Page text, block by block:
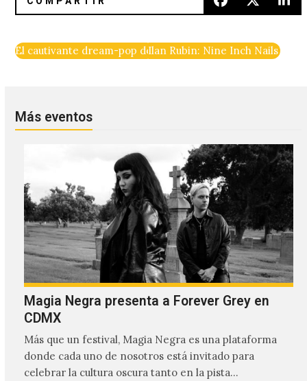
El cautivante dream-pop de Chasms está de regreso con
Ilan Rubin: Nine Inch Nails y la
Más eventos
Magia Negra presenta a Forever Grey en
CDMX
Más que un festival, Magia Negra es una plataforma
donde cada uno de nosotros está invitado para
celebrar la cultura oscura tanto en la pista…